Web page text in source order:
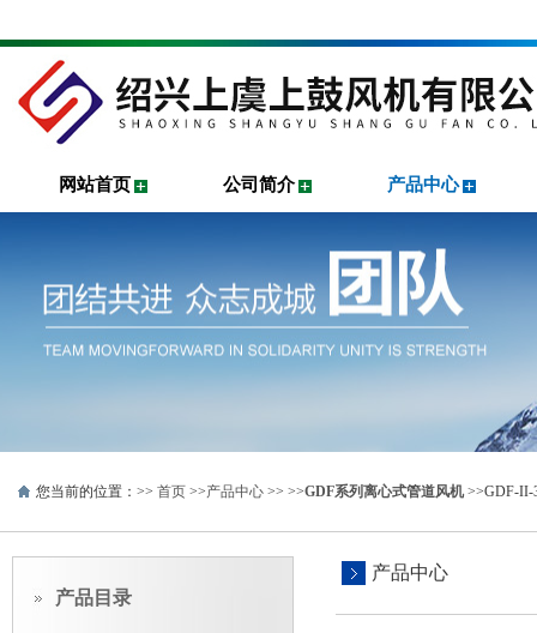
网站首页 公司简介 产品中心
您当前的位置：>> 首页 >>产品中心 >> >>GDF系列离心式管道风机>>GDF-II-
产品目录
产品中心